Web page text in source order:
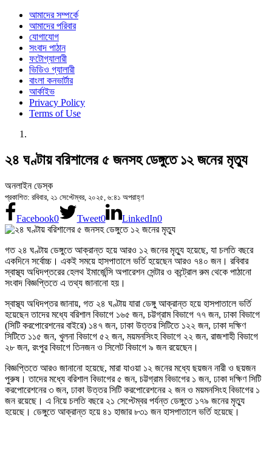
আমাদের সম্পর্কে
আমাদের পরিবার
যোগাযোগ
সংবাদ পাঠান
ফটোগ্যালারী
ভিডিও গ্যালারী
বাংলা কনভার্টার
আর্কাইভ
Privacy Policy
Terms of Use
২৪ ঘণ্টায় বরিশালের ৫ জনসহ ডেঙ্গুতে ১২ জনের মৃত্যু
অনলাইন ডেস্ক
প্রকাশিত: রবিবার, ২১ সেপ্টেম্বর, ২০২৫, ৬:৪১ অপরাহ্ণ
Facebook0 Tweet0 LinkedIn0
গত ২৪ ঘণ্টায় ডেঙ্গুতে আক্রান্ত হয়ে আরও ১২ জনের মৃত্যু হয়েছে, যা চলতি বছরে
একদিনে সর্বোচ্চ। একই সময়ে হাসপাতালে ভর্তি হয়েছেন আরও ৭৪০ জন। রবিবার
স্বাস্থ্য অধিদপ্তরের হেলথ ইমার্জেন্সি অপারেশন সেন্টার ও কন্ট্রোল রুম থেকে পাঠানো
সংবাদ বিজ্ঞপ্তিতে এ তথ্য জানানো হয়।
স্বাস্থ্য অধিদপ্তর জানায়, গত ২৪ ঘণ্টায় যারা ডেঙ্গু আক্রান্ত হয়ে হাসপাতালে ভর্তি
হয়েছেন তাদের মধ্যে বরিশাল বিভাগে ১৬৫ জন, চট্টগ্রাম বিভাগে ৭৭ জন, ঢাকা বিভাগে
(সিটি করপোরেশনের বাইরে) ১৪৭ জন, ঢাকা উত্তর সিটিতে ১২২ জন, ঢাকা দক্ষিণ
সিটিতে ১১৫ জন, খুলনা বিভাগে ৫২ জন, ময়মনসিংহ বিভাগে ২২ জন, রাজশাহী বিভাগে
২৮ জন, রংপুর বিভাগে তিনজন ও সিলেট বিভাগে ৯ জন রয়েছেন।
বিজ্ঞপ্তিতে আরও জানানো হয়েছে, মারা যাওয়া ১২ জনের মধ্যে ছয়জন নারী ও ছয়জন
পুরুষ। তাদের মধ্যে বরিশাল বিভাগের ৫ জন, চট্টগ্রাম বিভাগের ১ জন, ঢাকা দক্ষিণ সিটি
করপোরেশনের ৩ জন, ঢাকা উত্তর সিটি করপোরেশনের ২ জন ও ময়মনসিংহ বিভাগের ১
জন রয়েছে। এ নিয়ে চলতি বছরে ২১ সেপ্টেম্বর পর্যন্ত ডেঙ্গুতে ১৭৯ জনের মৃত্যু
হয়েছে। ডেঙ্গুতে আক্রান্ত হয়ে ৪১ হাজার ৮৩১ জন হাসপাতালে ভর্তি হয়েছে।